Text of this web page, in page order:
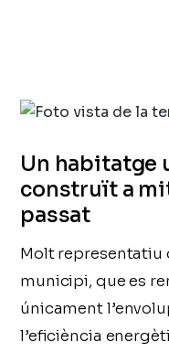
Un habitatge
construït a
passat
Molt representatiu
municipi, que es
únicament
l’eficiència